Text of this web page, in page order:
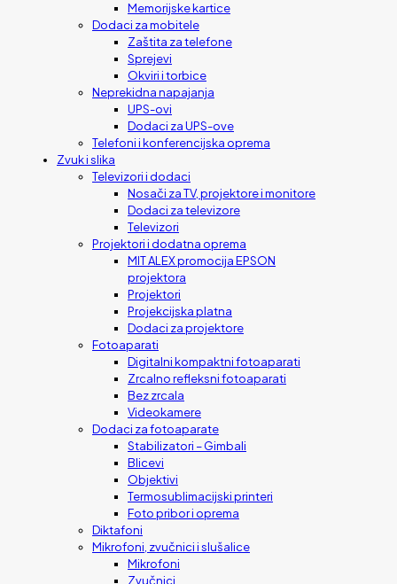
Memorijske kartice
Dodaci za mobitele
Zaštita za telefone
Sprejevi
Okviri i torbice
Neprekidna napajanja
UPS-ovi
Dodaci za UPS-ove
Telefoni i konferencijska oprema
Zvuk i slika
Televizori i dodaci
Nosači za TV, projektore i monitore
Dodaci za televizore
Televizori
Projektori i dodatna oprema
MIT ALEX promocija EPSON
projektora
Projektori
Projekcijska platna
Dodaci za projektore
Fotoaparati
Digitalni kompaktni fotoaparati
Zrcalno refleksni fotoaparati
Bez zrcala
Videokamere
Dodaci za fotoaparate
Stabilizatori – Gimbali
Blicevi
Objektivi
Termosublimacijski printeri
Foto pribor i oprema
Diktafoni
Mikrofoni, zvučnici i slušalice
Mikrofoni
Zvučnici